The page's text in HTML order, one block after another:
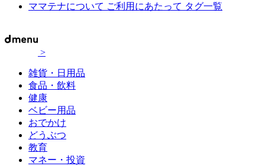
ママテナについて ご利用にあたって タグ一覧
>
雑貨・日用品
食品・飲料
健康
ベビー用品
おでかけ
どうぶつ
教育
マネー・投資